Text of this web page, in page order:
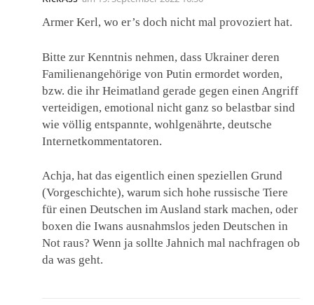
Armer Kerl, wo er’s doch nicht mal provoziert hat.
Bitte zur Kenntnis nehmen, dass Ukrainer deren
Familienangehörige von Putin ermordet worden,
bzw. die ihr Heimatland gerade gegen einen Angriff
verteidigen, emotional nicht ganz so belastbar sind
wie völlig entspannte, wohlgenährte, deutsche
Internetkommentatoren.
Achja, hat das eigentlich einen speziellen Grund
(Vorgeschichte), warum sich hohe russische Tiere
für einen Deutschen im Ausland stark machen, oder
boxen die Iwans ausnahmslos jeden Deutschen in
Not raus? Wenn ja sollte Jahnich mal nachfragen ob
da was geht.